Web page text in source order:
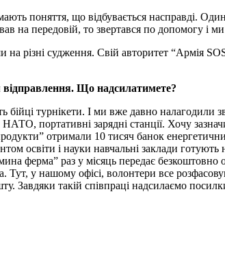
поняття, що відбувається насправді.
на передовій, то звертався по допомогу і
різні судження. Свій авторитет “Армія
відправлення. Що надсилатимете?
турнікети. І ми вже давно налагодили
портативні зарядні станції. Хочу
отримали 10 тисяч банок
освіти і науки навчальні заклади
ферма” раз у місяць передає
Тут, у нашому офісі, волонтери все
Завдяки такій співпраці надсилаємо